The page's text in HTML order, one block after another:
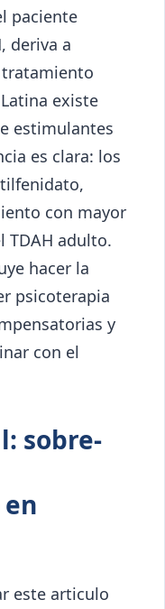
paciente
deriva a
existe
estimulantes
es clara: los
con mayor
TDAH adulto.
hacer la
psicoterapia
y
con el
sobre-
este articulo